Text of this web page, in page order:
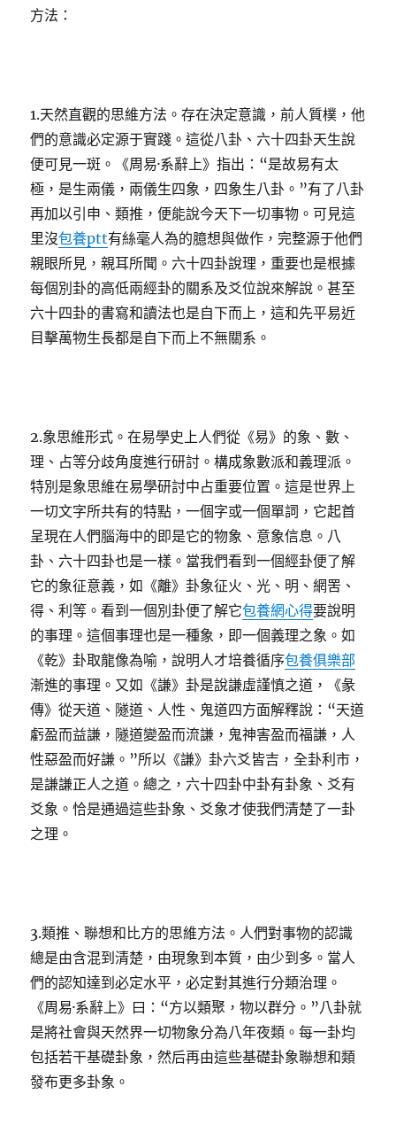
方法：
1.天然直觀的思維方法。存在決定意識，前人質樸，他
們的意識必定源于實踐。這從八卦、六十四卦天生說
便可見一斑。《周易·系辭上》指出：“是故易有太
極，是生兩儀，兩儀生四象，四象生八卦。”有了八卦
再加以引申、類推，便能說今天下一切事物。可見這
里沒包養ptt有絲毫人為的臆想與做作，完整源于他們
親眼所見，親耳所聞。六十四卦說理，重要也是根據
每個別卦的高低兩經卦的關系及爻位說來解說。甚至
六十四卦的書寫和讀法也是自下而上，這和先平易近
目擊萬物生長都是自下而上不無關系。
2.象思維形式。在易學史上人們從《易》的象、數、
理、占等分歧角度進行研討。構成象數派和義理派。
特別是象思維在易學研討中占重要位置。這是世界上
一切文字所共有的特點，一個字或一個單詞，它起首
呈現在人們腦海中的即是它的物象、意象信息。八
卦、六十四卦也是一樣。當我們看到一個經卦便了解
它的象征意義，如《離》卦象征火、光、明、網罟、
得、利等。看到一個別卦便了解它包養網心得要說明
的事理。這個事理也是一種象，即一個義理之象。如
《乾》卦取龍像為喻，說明人才培養循序包養俱樂部
漸進的事理。又如《謙》卦是說謙虛謹慎之道，《彖
傳》從天道、隧道、人性、鬼道四方面解釋說：“天道
虧盈而益謙，隧道變盈而流謙，鬼神害盈而福謙，人
性惡盈而好謙。”所以《謙》卦六爻皆吉，全卦利市，
是謙謙正人之道。總之，六十四卦中卦有卦象、爻有
爻象。恰是通過這些卦象、爻象才使我們清楚了一卦
之理。
3.類推、聯想和比方的思維方法。人們對事物的認識
總是由含混到清楚，由現象到本質，由少到多。當人
們的認知達到必定水平，必定對其進行分類治理。
《周易·系辭上》曰：“方以類聚，物以群分。”八卦就
是將社會與天然界一切物象分為八年夜類。每一卦均
包括若干基礎卦象，然后再由這些基礎卦象聯想和類
發布更多卦象。